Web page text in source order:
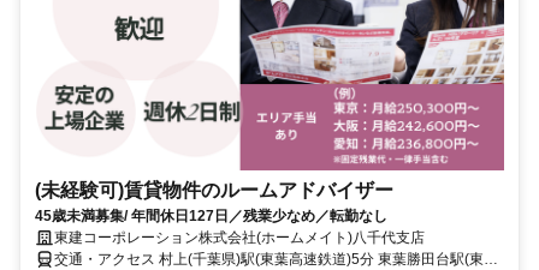
(未経験可)賃貸物件のルームアドバイザー
45歳未満募集/ 年間休日127日／残業少なめ／転勤なし
東建コーポレーション株式会社(ホームメイト)八千代支店
交通・アクセス 村上(千葉県)駅(東葉高速鉄道)5分 東葉勝田台駅(東葉